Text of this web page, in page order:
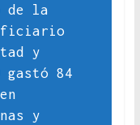
de la
y
gastó 84
y